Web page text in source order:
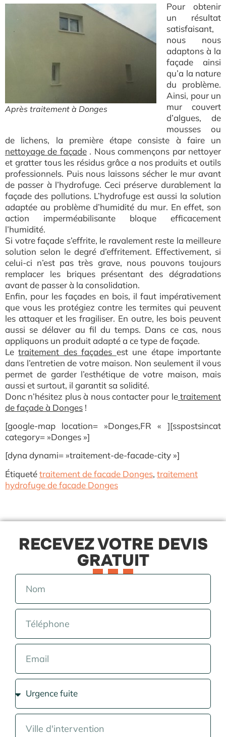
Après traitement à Donges
Pour obtenir
un résultat
satisfaisant,
nous nous
adaptons à la
façade ainsi
qu’a la nature
du problème.
Ainsi, pour un
mur couvert
d’algues, de
mousses ou
de lichens, la première étape consiste à faire un
nettoyage de façade. Nous commençons par nettoyer
et gratter tous les résidus grâce a nos produits et outils
professionnels. Puis nous laissons sécher le mur avant
de passer à l’hydrofuge. Ceci préserve durablement la
façade des pollutions. L’hydrofuge est aussi la solution
adaptée au problème d’humidité du mur. En effet, son
action imperméabilisante bloque efficacement
l’humidité.
Si votre façade s’effrite, le ravalement reste la meilleure
solution selon le degré d’effritement. Effectivement, si
celui-ci n’est pas très grave, nous pouvons toujours
remplacer les briques présentant des dégradations
avant de passer à la consolidation.
Enfin, pour les façades en bois, il faut impérativement
que vous les protégiez contre les termites qui peuvent
les attaquer et les fragiliser. En outre, les bois peuvent
aussi se délaver au fil du temps. Dans ce cas, nous
appliquons un produit adapté a ce type de façade.
Letraitement des façades est une étape importante
dans l’entretien de votre maison. Non seulement il vous
permet de garder l’esthétique de votre maison, mais
aussi et surtout, il garantit sa solidité.
Donc n’hésitez plus à nous contacter pour letraitement
de façade à Donges !
[google-map location= »Donges,FR « ][sspostsincat
category= »Donges »]
[dyna dynami= »traitement-de-facade-city »]
Étiquetétraitement de facade Donges, traitement
hydrofuge de facade Donges
RECEVEZ VOTRE DEVIS
GRATUIT